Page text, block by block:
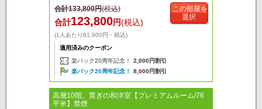
合計133,800円(税込)
合計123,800円(税込)
(1人あたり61,900円・税込)
適用済みのクーポン
楽パック20周年記念！
2,000円割引
楽パック20周年記念！
8,000円割引
この部屋を
選択
高層10階。寛ぎの和洋室【プレミアムルーム/76
平米】禁煙